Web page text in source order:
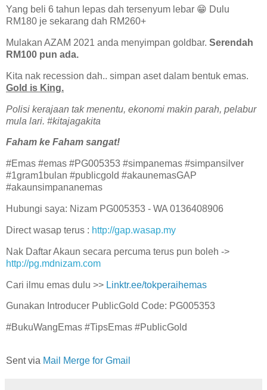
Yang beli 6 tahun lepas dah tersenyum lebar 😁 Dulu
RM180 je sekarang dah RM260+
Mulakan AZAM 2021 anda menyimpan goldbar. Serendah
RM100 pun ada.
Kita nak recession dah.. simpan aset dalam bentuk emas.
Gold is King.
Polisi kerajaan tak menentu, ekonomi makin parah, pelabur
mula lari. #kitajagakita
Faham ke Faham sangat!
#Emas #emas #PG005353 #simpanemas #simpansilver
#1gram1bulan #publicgold #akaunemasGAP
#akaunsimpananemas
Hubungi saya: Nizam PG005353 - WA 0136408906
Direct wasap terus : http://gap.wasap.my
Nak Daftar Akaun secara percuma terus pun boleh ->
http://pg.mdnizam.com
Cari ilmu emas dulu >> Linktr.ee/tokperaihemas
Gunakan Introducer PublicGold Code: PG005353
#BukuWangEmas #TipsEmas #PublicGold
Sent via Mail Merge for Gmail